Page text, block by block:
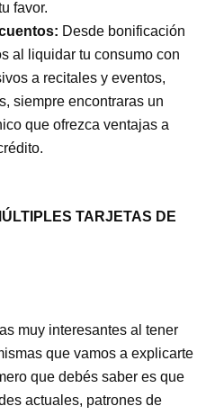
favor.
Desde bonificación
al liquidar tu consumo con
a recitales y eventos,
siempre encontraras un
que ofrezca ventajas a
TARJETAS DE
muy interesantes al tener
que vamos a explicarte
que debés saber es que
actuales, patrones de